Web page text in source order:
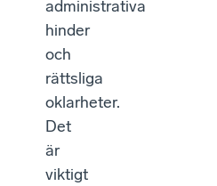
administrativa
hinder
och
rättsliga
oklarheter.
Det
är
viktigt